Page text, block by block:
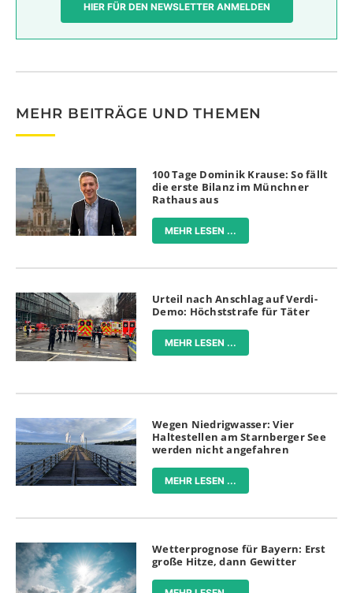
HIER FÜR DEN NEWSLETTER ANMELDEN
MEHR BEITRÄGE UND THEMEN
100 Tage Dominik Krause: So fällt
die erste Bilanz im Münchner
Rathaus aus
MEHR LESEN ...
Urteil nach Anschlag auf Verdi-
Demo: Höchststrafe für Täter
MEHR LESEN ...
Wegen Niedrigwasser: Vier
Haltestellen am Starnberger See
werden nicht angefahren
MEHR LESEN ...
Wetterprognose für Bayern: Erst
große Hitze, dann Gewitter